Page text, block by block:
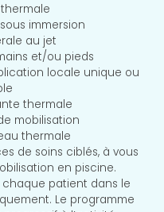
immersion
au jet
et/ou pieds
locale unique ou
thermale
mobilisation
thermale
de soins ciblés, à vous
en piscine.
patient dans le
Le programme